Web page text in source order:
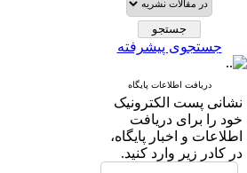
جستجوی پیشرفته
دریافت اطلاعات پایگاه
نشانی پست الکترونیک
خود را برای دریافت
اطلاعات و اخبار پایگاه،
در کادر زیر وارد کنید.